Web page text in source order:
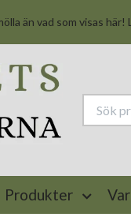
än vad som visas
Produkter